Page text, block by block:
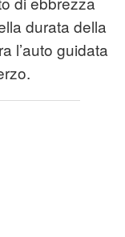
durata della
l’auto guidata